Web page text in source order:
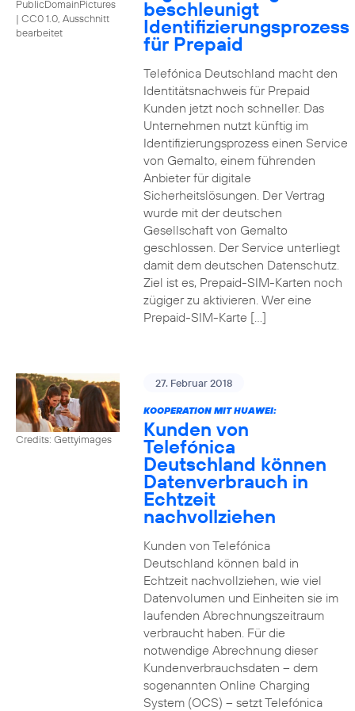
PublicDomainPictures
| CC0 1.0, Ausschnitt
bearbeitet
beschleunigt
Identifizierungsprozess
für Prepaid
Telefónica Deutschland macht den
Identitätsnachweis für Prepaid
Kunden jetzt noch schneller. Das
Unternehmen nutzt künftig im
Identifizierungsprozess einen Service
von Gemalto, einem führenden
Anbieter für digitale
Sicherheitslösungen. Der Vertrag
wurde mit der deutschen
Gesellschaft von Gemalto
geschlossen. Der Service unterliegt
damit dem deutschen Datenschutz.
Ziel ist es, Prepaid-SIM-Karten noch
zügiger zu aktivieren. Wer eine
Prepaid-SIM-Karte […]
Credits: Gettyimages
27. Februar 2018
KOOPERATION MIT HUAWEI:
Kunden von
Telefónica
Deutschland können
Datenverbrauch in
Echtzeit
nachvollziehen
Kunden von Telefónica
Deutschland können bald in
Echtzeit nachvollziehen, wie viel
Datenvolumen und Einheiten sie im
laufenden Abrechnungszeitraum
verbraucht haben. Für die
notwendige Abrechnung dieser
Kundenverbrauchsdaten – dem
sogenannten Online Charging
System (OCS) – setzt Telefónica